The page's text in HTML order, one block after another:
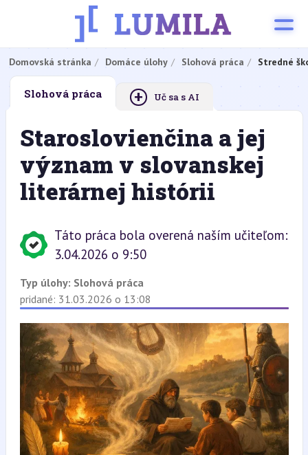
Domovská stránka Domáce úlohy Slohová práca Stredné
Slohová práca + Uč sa s AI
Staroslovienčina a jej
význam v slovanskej
literárnej histórii
Táto práca bola overená naším učiteľom:
3.04.2026 o 9:50
Typ úlohy: Slohová práca
pridané: 31.03.2026 o 13:08